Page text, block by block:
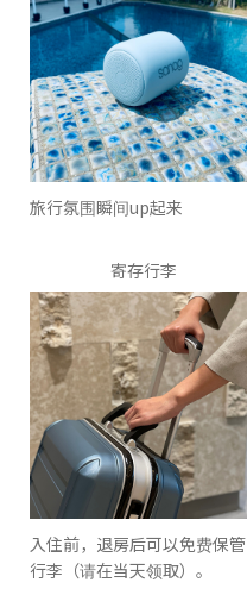
旅行氛围瞬间up起来
寄存行李
入住前，退房后可以免费保管
行李（请在当天领取）。